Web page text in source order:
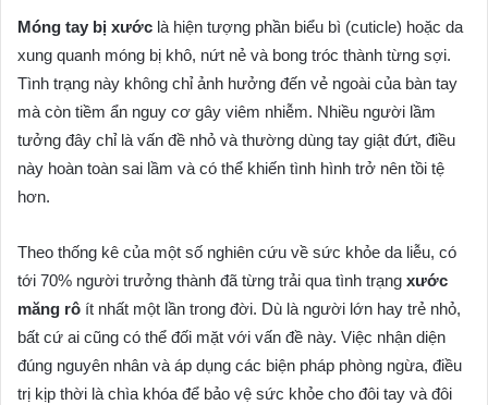
Móng tay bị xước là hiện tượng phần biểu bì (cuticle) hoặc da
xung quanh móng bị khô, nứt nẻ và bong tróc thành từng sợi.
Tình trạng này không chỉ ảnh hưởng đến vẻ ngoài của bàn tay
mà còn tiềm ẩn nguy cơ gây viêm nhiễm. Nhiều người lầm
tưởng đây chỉ là vấn đề nhỏ và thường dùng tay giật đứt, điều
này hoàn toàn sai lầm và có thể khiến tình hình trở nên tồi tệ
hơn.
Theo thống kê của một số nghiên cứu về sức khỏe da liễu, có
tới 70% người trưởng thành đã từng trải qua tình trạng xước
măng rô ít nhất một lần trong đời. Dù là người lớn hay trẻ nhỏ,
bất cứ ai cũng có thể đối mặt với vấn đề này. Việc nhận diện
đúng nguyên nhân và áp dụng các biện pháp phòng ngừa, điều
trị kịp thời là chìa khóa để bảo vệ sức khỏe cho đôi tay và đôi